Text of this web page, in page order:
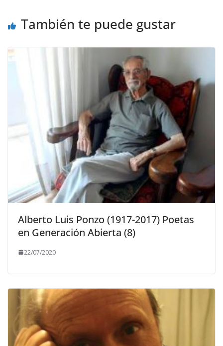
También te puede gustar
Alberto Luis Ponzo (1917-2017) Poetas
en Generación Abierta (8)
22/07/2020